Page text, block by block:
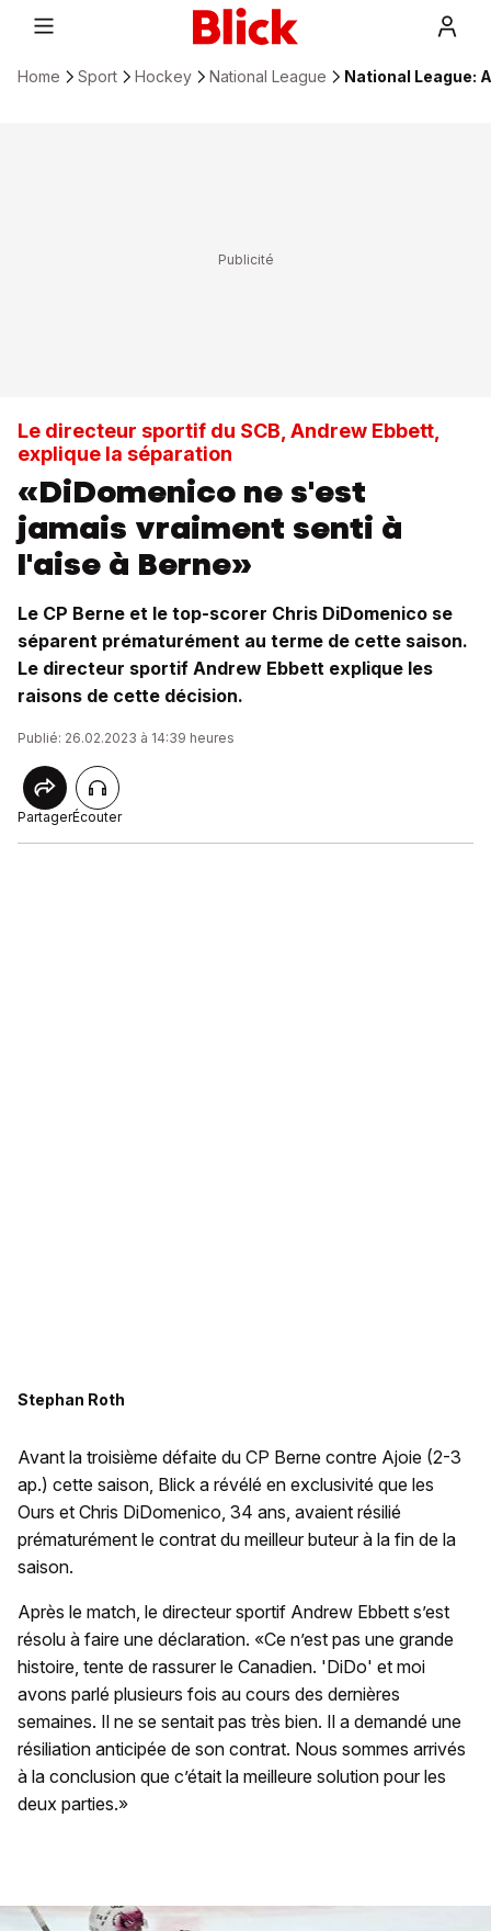
Home Sport Hockey National League National League:
Le directeur sportif du SCB, Andrew Ebbett,
explique la séparation
«DiDomenico ne s'est
jamais vraiment senti à
l'aise à Berne»
Le CP Berne et le top-scorer Chris DiDomenico se
séparent prématurément au terme de cette saison.
Le directeur sportif Andrew Ebbett explique les
raisons de cette décision.
Publié: 26.02.2023 à 14:39 heures
PartagerÉcouter
Stephan Roth
Avant la troisième défaite du CP Berne contre Ajoie (2-3
ap.) cette saison, Blick a révélé en exclusivité que les
Ours et Chris DiDomenico, 34 ans, avaient résilié
prématurément le contrat du meilleur buteur à la fin de la
saison.
Après le match, le directeur sportif Andrew Ebbett s’est
résolu à faire une déclaration. «Ce n’est pas une grande
histoire, tente de rassurer le Canadien. 'DiDo' et moi
avons parlé plusieurs fois au cours des dernières
semaines. Il ne se sentait pas très bien. Il a demandé une
résiliation anticipée de son contrat. Nous sommes arrivés
à la conclusion que c’était la meilleure solution pour les
deux parties.»